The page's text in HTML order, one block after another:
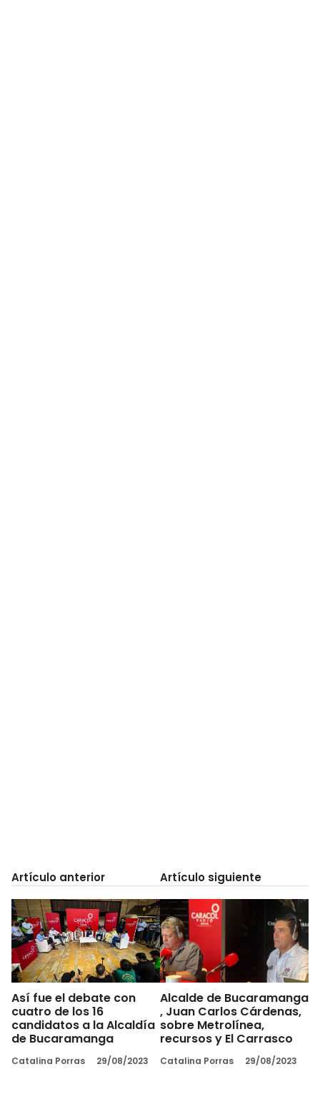
Artículo anterior
Así fue el debate con
cuatro de los 16
candidatos a la Alcaldía
de Bucaramanga
Catalina Porras 29/08/2023
Artículo siguiente
Alcalde de Bucaramanga
, Juan Carlos Cárdenas,
sobre Metrolínea,
recursos y El Carrasco
Catalina Porras 29/08/2023